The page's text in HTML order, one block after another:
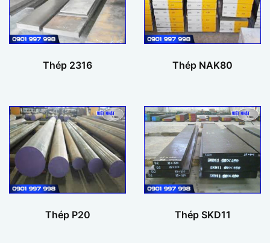
Thép 2316 Thép NAK80
Thép P20 Thép SKD11